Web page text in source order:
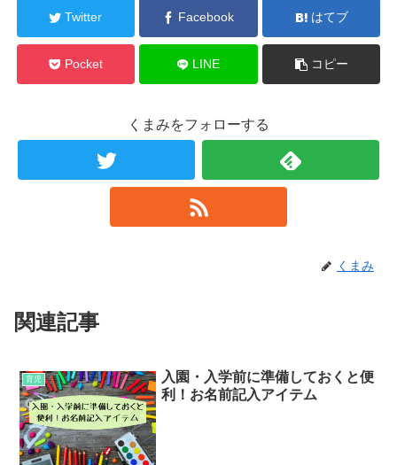
Twitter Facebook はてブ
Pocket LINE コピー
くまみをフォローする
くまみ
関連記事
育児
入園・入学前に準備しておくと便
利！お名前記入アイテム